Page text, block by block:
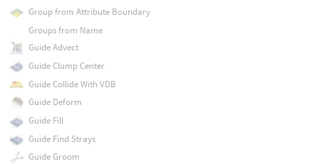
Group from Attribute Boundary
Groups from Name
Guide Advect
Guide Clump Center
Guide Collide With VDB
Guide Deform
Guide Fill
Guide Find Strays
Guide Groom